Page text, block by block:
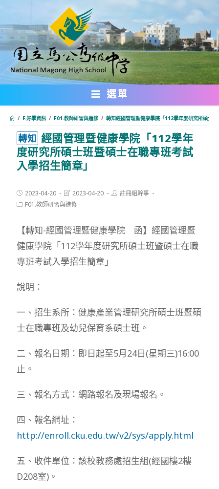
轉
主
要
內
選單
/ F.好學資訊 / F01.教師研習與進修 / 轉知經國管理暨健康學院「112學年度研究所碩士
轉知 經國管理暨健康學院「112學年
度研究所碩士班暨碩士在職專班考試
入學招生簡章」
Post
published:
2023-04-20
Post
last
modified:
2023-04-20
Post註冊組幹事
PostF01.教師研習與進修
【轉知-經國管理暨健康學院 函】經國管理暨
健康學院「112學年度研究所碩士班暨碩士在職
專班考試入學招生簡章」
說明：
一、招生系所：健康產業管理研究所碩士班暨碩
士在職專班及幼兒保育系碩士班。
二、報名日期：即日起至5月24日(星期三)16:00
止。
三、報名方式：網路報名及現場報名。
四、報名網址：
http://enroll.cku.edu.tw/v2/sys/apply.html
五、收件單位：該校教務處招生組(經國樓2樓
D208室)。